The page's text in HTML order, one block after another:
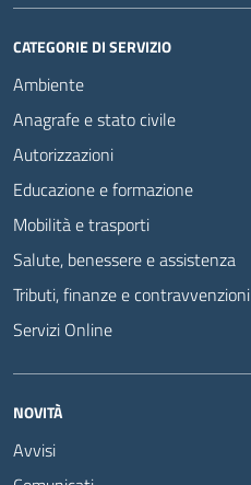
CATEGORIE DI SERVIZIO
Ambiente
Anagrafe e stato civile
Autorizzazioni
Educazione e formazione
Mobilità e trasporti
Salute, benessere e assistenza
Tributi, finanze e contravvenzioni
Servizi Online
NOVITÀ
Avvisi